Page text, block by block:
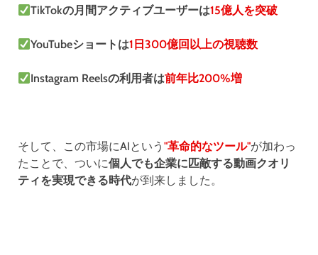
TikTokの月間アクティブユーザーは15億人を突破
YouTubeショートは1日300億回以上の視聴数
Instagram Reelsの利用者は前年比200%増
そして、この市場にAIという "革命的なツール"が加わっ
たことで、ついに個人でも企業に匹敵する動画クオリ
ティを実現できる時代が到来しました。